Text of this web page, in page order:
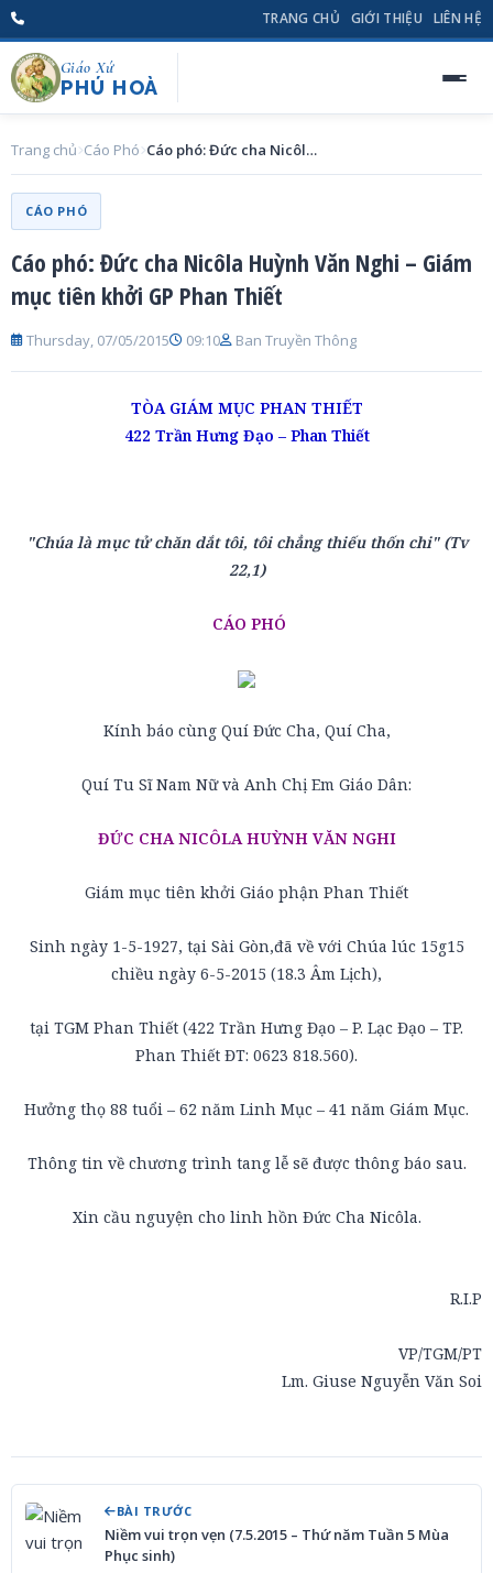
TRANG CHỦ GIỚI THIỆU LIÊN HỆ
Giáo Xứ
PHÚ HOÀ
Trang chủ Cáo Phó Cáo phó: Đức cha Nicôla Huỳnh Văn Nghi – Giám mục tiên khởi GP Phan Thiết
CÁO PHÓ
Cáo phó: Đức cha Nicôla Huỳnh Văn Nghi – Giám
mục tiên khởi GP Phan Thiết
Thursday, 07/05/2015 09:10 Ban Truyền Thông
TÒA GIÁM MỤC PHAN THIẾT
422 Trần Hưng Đạo – Phan Thiết
"Chúa là mục tử chăn dắt tôi, tôi chẳng thiếu thốn chi" (Tv
22,1)
CÁO PHÓ
Kính báo cùng Quí Đức Cha, Quí Cha,
Quí Tu Sĩ Nam Nữ và Anh Chị Em Giáo Dân:
ĐỨC CHA NICÔLA HUỲNH VĂN NGHI
Giám mục tiên khởi Giáo phận Phan Thiết
Sinh ngày 1-5-1927, tại Sài Gòn,đã về với Chúa lúc 15g15
chiều ngày 6-5-2015 (18.3 Âm Lịch),
tại TGM Phan Thiết (422 Trần Hưng Đạo – P. Lạc Đạo – TP.
Phan Thiết ĐT: 0623 818.560).
Hưởng thọ 88 tuổi – 62 năm Linh Mục – 41 năm Giám Mục.
Thông tin về chương trình tang lễ sẽ được thông báo sau.
Xin cầu nguyện cho linh hồn Đức Cha Nicôla.
R.I.P
VP/TGM/PT
Lm. Giuse Nguyễn Văn Soi
BÀI TRƯỚC
Niềm vui trọn vẹn (7.5.2015 – Thứ năm Tuần 5 Mùa
Phục sinh)